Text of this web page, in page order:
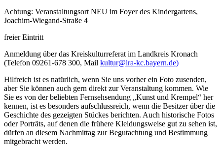
Achtung: Veranstaltungsort NEU im Foyer des Kindergartens,
Joachim-Wiegand-Straße 4
freier Eintritt
Anmeldung über das Kreiskulturreferat im Landkreis Kronach
(Telefon 09261-678 300, Mail kultur@lra-kc.bayern.de)
Hilfreich ist es natürlich, wenn Sie uns vorher ein Foto zusenden,
aber Sie können auch gern direkt zur Veranstaltung kommen. Wie
Sie es von der beliebten Fernsehsendung „Kunst und Krempel“ her
kennen, ist es besonders aufschlussreich, wenn die Besitzer über die
Geschichte des gezeigten Stückes berichten. Auch historische Fotos
oder Porträts, auf denen die frühere Kleidungsweise gut zu sehen ist,
dürfen an diesem Nachmittag zur Begutachtung und Bestimmung
mitgebracht werden.